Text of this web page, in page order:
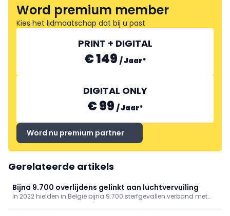
Word premium member
Kies het lidmaatschap dat bij u past
PRINT + DIGITAL
€ 149 /Jaar*
DIGITAL ONLY
€ 99 /Jaar*
Word nu premium partner
Gerelateerde artikels
Bijna 9.700 overlijdens gelinkt aan luchtvervuiling
In 2022 hielden in België bijna 9.700 sterfgevallen verband met